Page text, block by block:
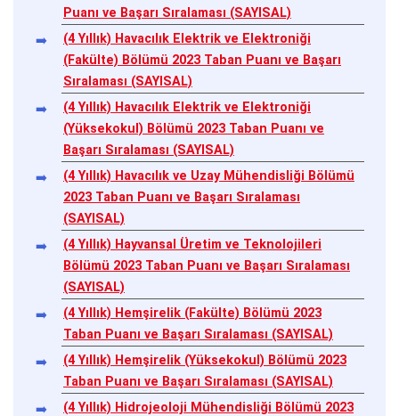
Puanı ve Başarı Sıralaması (SAYISAL)
(4 Yıllık) Havacılık Elektrik ve Elektroniği
(Fakülte) Bölümü 2023 Taban Puanı ve Başarı
Sıralaması (SAYISAL)
(4 Yıllık) Havacılık Elektrik ve Elektroniği
(Yüksekokul) Bölümü 2023 Taban Puanı ve
Başarı Sıralaması (SAYISAL)
(4 Yıllık) Havacılık ve Uzay Mühendisliği Bölümü
2023 Taban Puanı ve Başarı Sıralaması
(SAYISAL)
(4 Yıllık) Hayvansal Üretim ve Teknolojileri
Bölümü 2023 Taban Puanı ve Başarı Sıralaması
(SAYISAL)
(4 Yıllık) Hemşirelik (Fakülte) Bölümü 2023
Taban Puanı ve Başarı Sıralaması (SAYISAL)
(4 Yıllık) Hemşirelik (Yüksekokul) Bölümü 2023
Taban Puanı ve Başarı Sıralaması (SAYISAL)
(4 Yıllık) Hidrojeoloji Mühendisliği Bölümü 2023